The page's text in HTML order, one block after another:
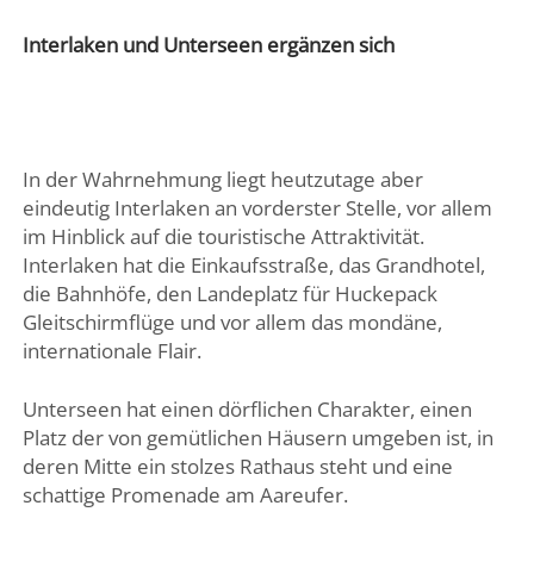
Interlaken und Unterseen ergänzen sich
In der Wahrnehmung liegt heutzutage aber
eindeutig Interlaken an vorderster Stelle, vor allem
im Hinblick auf die touristische Attraktivität.
Interlaken hat die Einkaufsstraße, das Grandhotel,
die Bahnhöfe, den Landeplatz für Huckepack
Gleitschirmflüge und vor allem das mondäne,
internationale Flair.
Unterseen hat einen dörflichen Charakter, einen
Platz der von gemütlichen Häusern umgeben ist, in
deren Mitte ein stolzes Rathaus steht und eine
schattige Promenade am Aareufer.